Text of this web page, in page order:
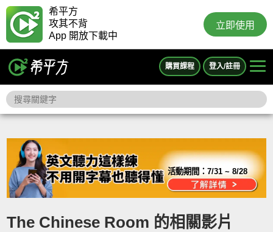
希平方
攻其不背
App 開放下載中
立即使用
購買課程 登入/註冊
活動期間：7/31 ~ 8/28
The Chinese Room 的相關影片